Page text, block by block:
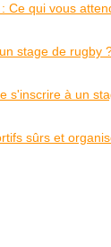
Ce qui vous
stage de rugby
s'inscrire à un
sûrs et